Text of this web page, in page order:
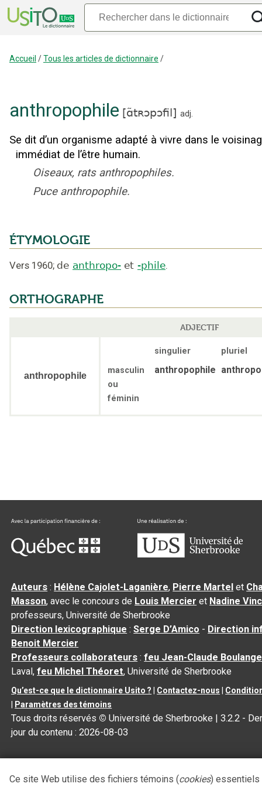
Accueil /Tous les articles de dictionnaire /
anthropophile [ɑ̃tʀɔpɔfil ] adj.
Se dit d’un organisme adapté à vivre dans le
immédiat de l’être humain.
Oiseaux, rats anthropophiles.
Puce anthropophile.
ÉTYMOLOGIE
Vers 1960; de anthropo- et -phile.
ORTHOGRAPHE
ADJECTIF
anthropophile
singulier
pluriel
masculin
ou
féminin
anthropophile
Auteurs : Hélène Cajolet-Laganière, Pierre Martel et
Masson, avec le concours de Louis Mercier et Nadine
professeurs, Université de Sherbrooke
Direction lexicographique :Serge D’Amico - Direction
Benoit Mercier
Professeurs collaborateurs :feu Jean-Claude
Laval,feu Michel Théoret, Université de Sherbrooke
Qu’est-ce que le dictionnaire Usito ? Contactez-nous
Paramètres des témoins
Tous droits réservés © Université de Sherbrooke |3.2.2 -
jour du contenu :2026-08-03
Ce site Web utilise des fichiers témoins (cookies) essentiels